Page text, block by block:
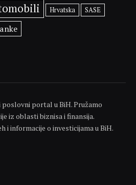
Hrvatska SASE
portal u BiH. Pružamo
iz oblasti biznisa i finansija.
i informacije o investicijama u BiH.